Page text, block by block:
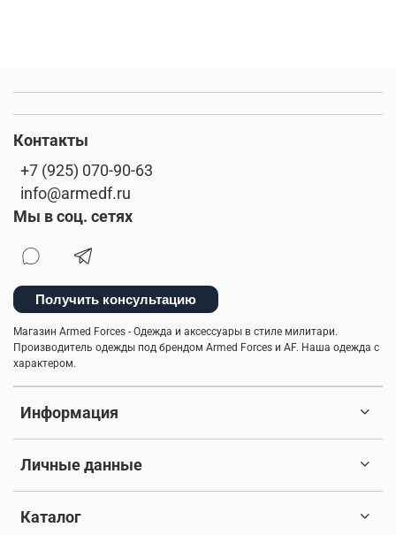
Информация
Личные данные
Каталог
Контакты
+7 (925) 070-90-63
info@armedf.ru
Мы в соц. сетях
Получить консультацию
Магазин Armed Forces - Одежда и аксессуары в стиле милитари.
Производитель одежды под брендом Armed Forces и AF. Наша одежда с
характером.